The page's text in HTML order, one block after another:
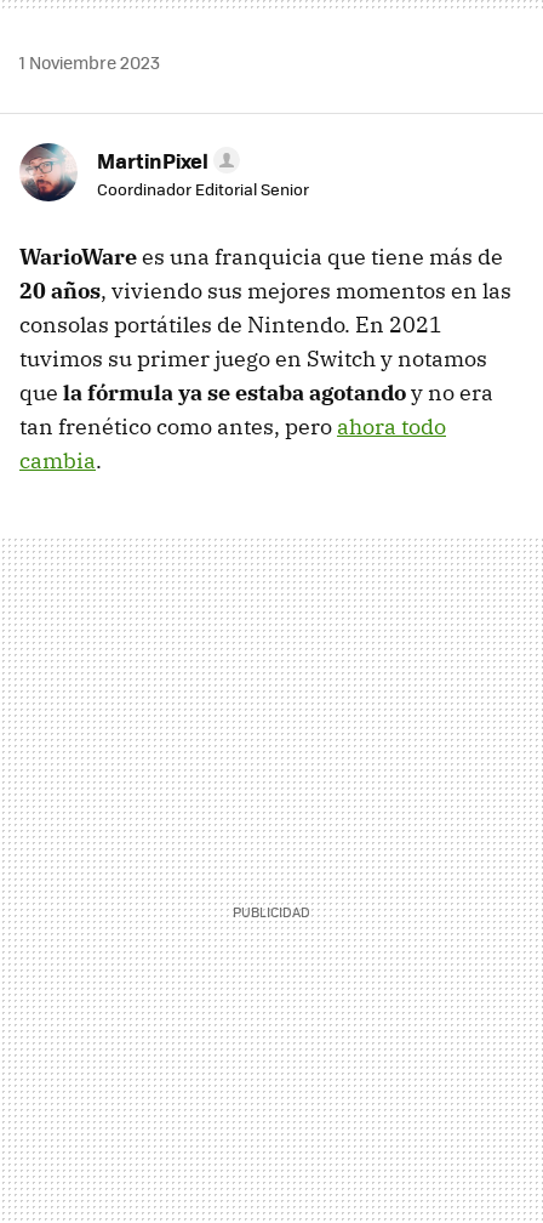
1 Noviembre 2023
MartinPixel
Coordinador Editorial Senior
WarioWarees una franquicia que tiene más de
20 años, viviendo sus mejores momentos en las
consolas portátiles de Nintendo. En 2021
tuvimos su primer juego en Switch y notamos
que la fórmula ya se estaba agotandoy no era
tan frenético como antes, pero ahora todo
cambia.